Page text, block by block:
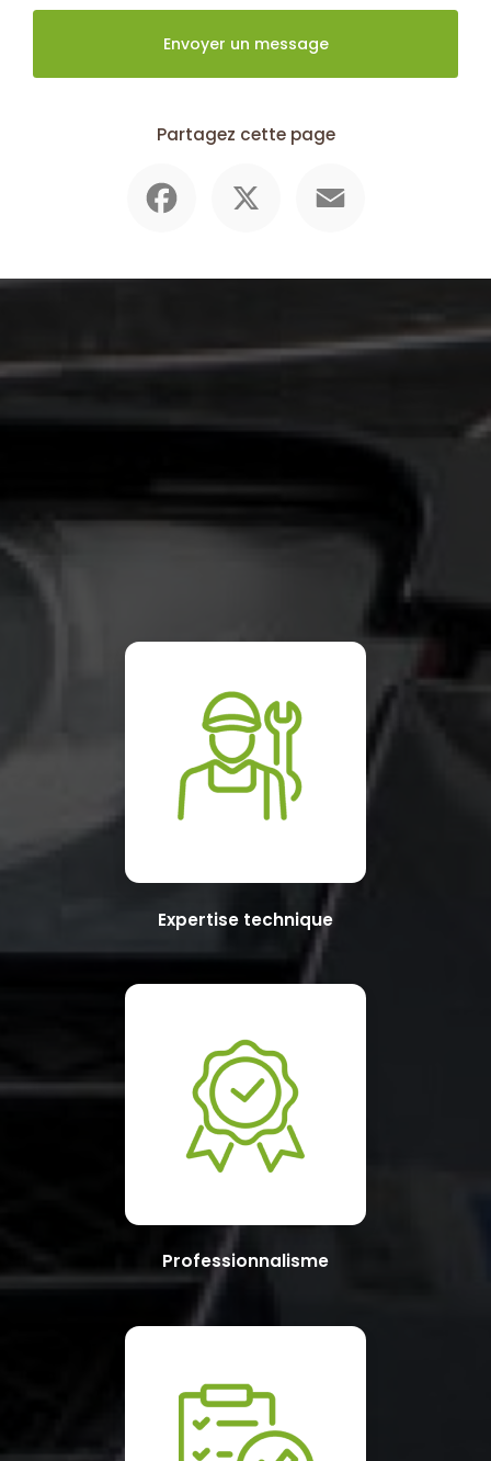
Envoyer un message
Partagez cette page
Expertise technique
Professionnalisme